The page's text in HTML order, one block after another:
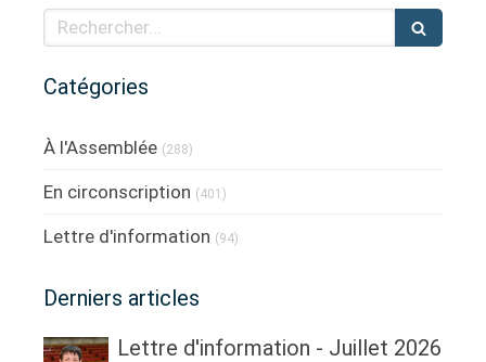
Rechercher
Catégories
À l'Assemblée (288)
En circonscription (401)
Lettre d'information (94)
Derniers articles
Lettre d'information - Juillet 2026